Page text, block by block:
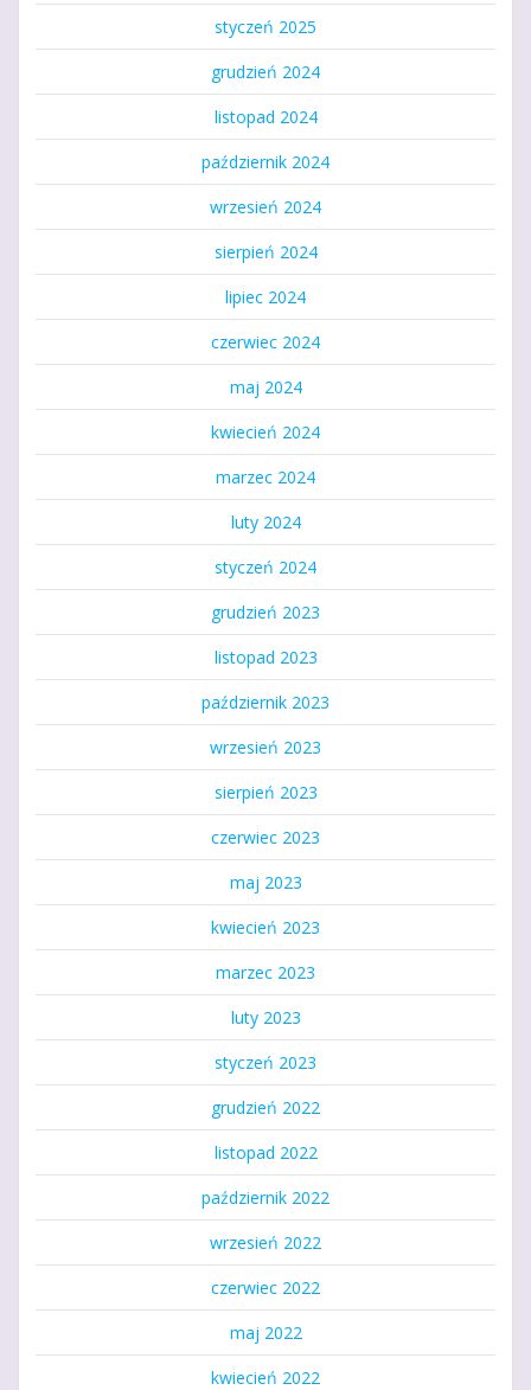
styczeń 2025
grudzień 2024
listopad 2024
październik 2024
wrzesień 2024
sierpień 2024
lipiec 2024
czerwiec 2024
maj 2024
kwiecień 2024
marzec 2024
luty 2024
styczeń 2024
grudzień 2023
listopad 2023
październik 2023
wrzesień 2023
sierpień 2023
czerwiec 2023
maj 2023
kwiecień 2023
marzec 2023
luty 2023
styczeń 2023
grudzień 2022
listopad 2022
październik 2022
wrzesień 2022
czerwiec 2022
maj 2022
kwiecień 2022